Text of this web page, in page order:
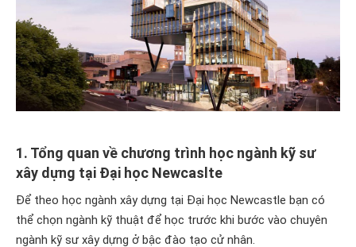
1. Tổng quan về chương trình học ngành kỹ sư
xây dựng tại Đại học Newcaslte
Để theo học ngành xây dựng tại Đại học Newcastle bạn có
thể chọn ngành kỹ thuật để học trước khi bước vào chuyên
ngành kỹ sư xây dựng ở bậc đào tạo cử nhân.